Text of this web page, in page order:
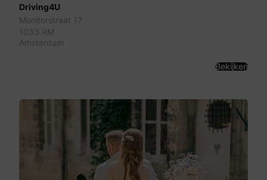
Driving4U
Monitorstraat 17
1033 RM
Amsterdam
Bekijken